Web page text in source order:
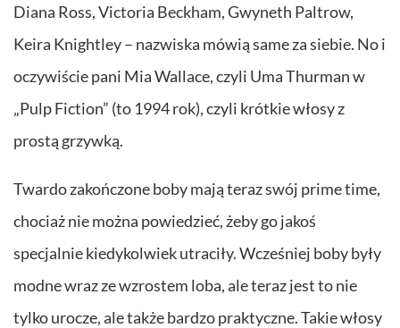
Diana Ross, Victoria Beckham, Gwyneth Paltrow,
Keira Knightley – nazwiska mówią same za siebie. No i
oczywiście pani Mia Wallace, czyli Uma Thurman w
„Pulp Fiction” (to 1994 rok), czyli krótkie włosy z
prostą grzywką.
Twardo zakończone boby mają teraz swój prime time,
chociaż nie można powiedzieć, żeby go jakoś
specjalnie kiedykolwiek utraciły. Wcześniej boby były
modne wraz ze wzrostem loba, ale teraz jest to nie
tylko urocze, ale także bardzo praktyczne. Takie włosy